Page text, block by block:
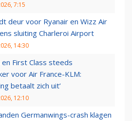
7:15
deur voor Ryanair en Wizz Air
sluiting Charleroi Airport
14:30
en First Class steeds
voor Air France-KLM:
betaalt zich uit’
12:10
Germanwings-crash klagen